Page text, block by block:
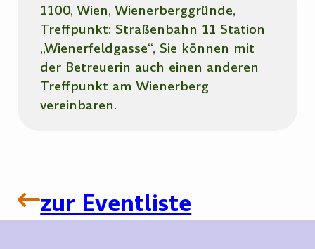
1100, Wien, Wienerberggründe,
Treffpunkt: Straßenbahn 11 Station
„Wienerfeldgasse“, Sie können mit
der Betreuerin auch einen anderen
Treffpunkt am Wienerberg
vereinbaren.
zur Eventliste